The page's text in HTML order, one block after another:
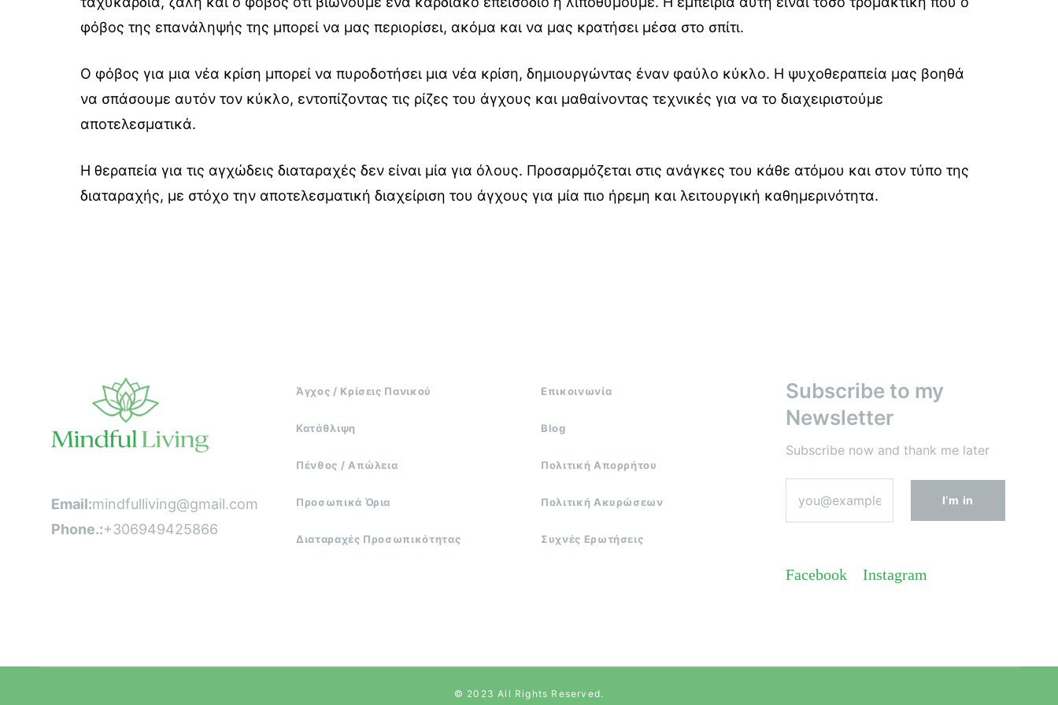
φόβος της επανάληψής της μπορεί να μας περιορίσει, ακόμα και να μας κρατήσει μέσα στο σπίτι.
Ο φόβος για μια νέα κρίση μπορεί να πυροδοτήσει μια νέα κρίση, δημιουργώντας έναν φαύλο κύκλο. Η ψυχοθεραπεία μας βοηθά
να σπάσουμε αυτόν τον κύκλο, εντοπίζοντας τις ρίζες του άγχους και μαθαίνοντας τεχνικές για να το διαχειριστούμε
αποτελεσματικά.
Η θεραπεία για τις αγχώδεις διαταραχές δεν είναι μία για όλους. Προσαρμόζεται στις ανάγκες του κάθε ατόμου και στον τύπο της
διαταραχής, με στόχο την αποτελεσματική διαχείριση του άγχους για μία πιο ήρεμη και λειτουργική καθημερινότητα.
Email:mindfulliving@gmail.com
Phone.:+306949425866
Άγχος / Κρίσεις Πανικού
Κατάθλιψη
Πένθος / Απώλεια
Προσωπικά Όρια
Διαταραχές Προσωπικότητας
Επικοινωνία
Blog
Πολιτική Απορρήτου
Πολιτική Ακυρώσεων
Συχνές Ερωτήσεις
Subscribe to my
Newsletter
Subscribe now and thank me later
Facebook Instagram
© 2023 All Rights Reserved.